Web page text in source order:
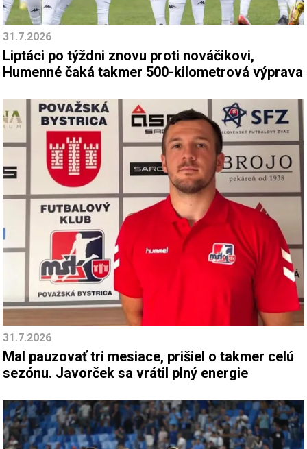
31.7.2026
Liptáci po týždni znovu proti nováčikovi,
Humenné čaká takmer 500-kilometrová výprava
31.7.2026
Mal pauzovať tri mesiace, prišiel o takmer celú
sezónu. Javorček sa vrátil plný energie